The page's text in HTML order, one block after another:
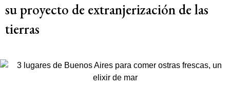
su proyecto de extranjerización de las
tierras